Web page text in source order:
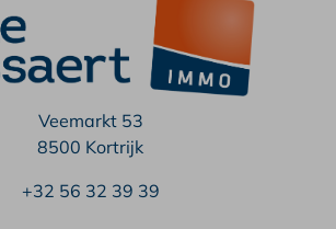
Veemarkt 53
8500 Kortrijk
+32 56 32 39 39